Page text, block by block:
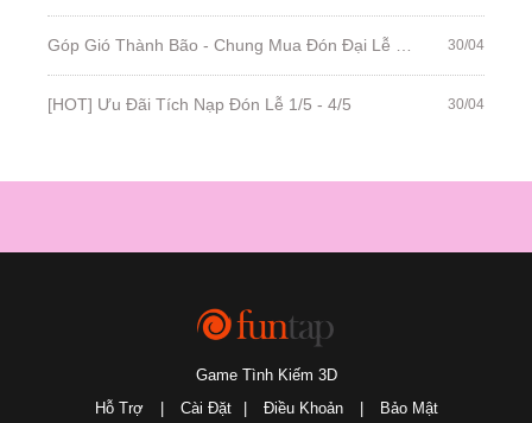
30/04
[HOT] Ưu Đãi Tích Nạp Đón Lễ 1/5 - 4/5 30/04
Game Tình Kiếm 3D
Hỗ Trợ
Cài Đặt Điều Khoản Bảo Mật